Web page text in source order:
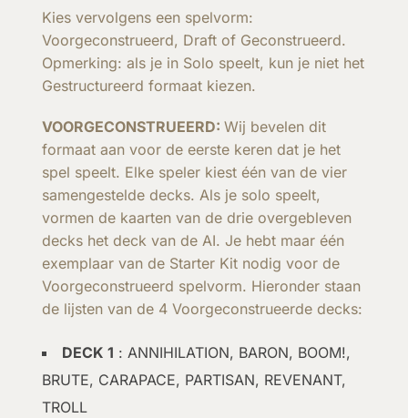
Kies vervolgens een spelvorm:
Voorgeconstrueerd, Draft of Geconstrueerd.
Opmerking: als je in Solo speelt, kun je niet het
Gestructureerd formaat kiezen.
VOORGECONSTRUEERD: Wij bevelen dit
formaat aan voor de eerste keren dat je het
spel speelt. Elke speler kiest één van de vier
samengestelde decks. Als je solo speelt,
vormen de kaarten van de drie overgebleven
decks het deck van de AI. Je hebt maar één
exemplaar van de Starter Kit nodig voor de
Voorgeconstrueerd spelvorm. Hieronder staan
de lijsten van de 4 Voorgeconstrueerde decks:
DECK 1 : ANNIHILATION, BARON, BOOM!,
BRUTE, CARAPACE, PARTISAN, REVENANT,
TROLL